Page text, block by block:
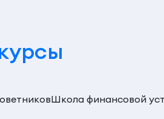
Школа финансовой